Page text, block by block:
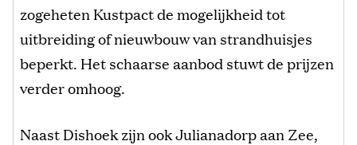
zogeheten Kustpact de mogelijkheid tot
uitbreiding of nieuwbouw van strandhuisjes
beperkt. Het schaarse aanbod stuwt de prijzen
verder omhoog.
Naast Dishoek zijn ook Julianadorp aan Zee,